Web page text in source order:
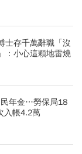
士存千萬辭職「沒
：小心這顆地雷燒
民年金…勞保局18
入帳4.2萬